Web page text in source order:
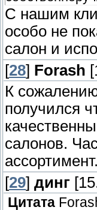
С нашим
особо не
салон и
[28] Forash
К
получился
салонов.
[29] динг
Цитата